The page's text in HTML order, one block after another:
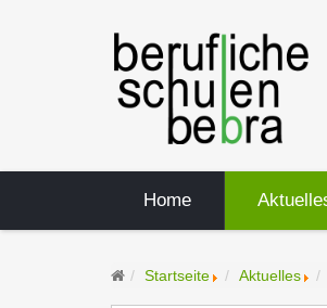
Home
Startseite Aktuelles